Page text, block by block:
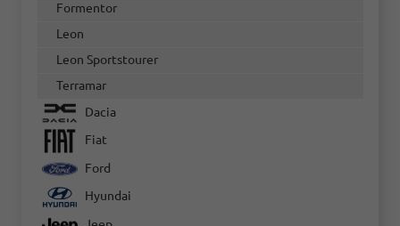
Formentor
Leon
Leon Sportstourer
Terramar
Dacia
Fiat
Ford
Hyundai